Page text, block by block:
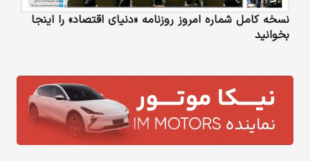
نسخه کامل شماره امروز روزنامه «دنیای‌ اقتصاد» را اینجا
بخوانید